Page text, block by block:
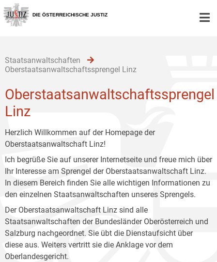
Zur
Hauptnavigation
[1]
Zum
Inhalt
[2]
Zum
Untermenü
[3]
DIE ÖSTERREICHISCHE JUSTIZ
Staatsanwaltschaften
Oberstaatsanwaltschaftssprengel Linz
Oberstaatsanwaltschaftssprengel
Linz
Herzlich Willkommen auf der Homepage der
Oberstaatsanwaltschaft Linz!
Ich begrüße Sie auf unserer Internetseite und freue mich über
Ihr Interesse am Sprengel der Oberstaatsanwaltschaft Linz.
In diesem Bereich finden Sie alle wichtigen Informationen zu
den einzelnen Staatsanwaltschaften unseres Sprengels.
Der Oberstaatsanwaltschaft Linz sind alle
Staatsanwaltschaften der Bundesländer Oberösterreich und
Salzburg nachgeordnet. Sie übt die Dienstaufsicht über
diese aus. Weiters vertritt sie die Anklage vor dem
Oberlandesgericht.